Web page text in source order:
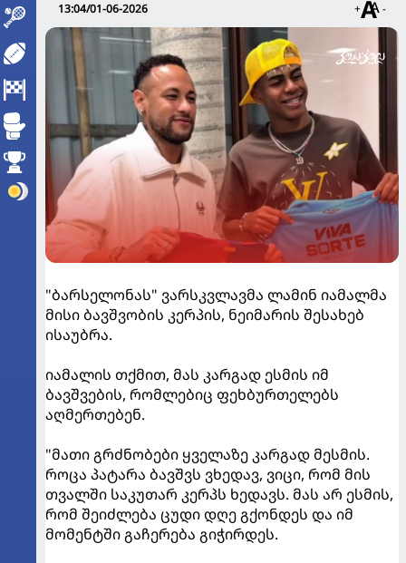
13:04/01-06-2026 + -
"ბარსელონას" ვარსკვლავმა ლამინ იამალმა
მისი ბავშვობის კერპის, ნეიმარის შესახებ
ისაუბრა.
იამალის თქმით, მას კარგად ესმის იმ
ბავშვების, რომლებიც ფეხბურთელებს
აღმერთებენ.
"მათი გრძნობები ყველაზე კარგად მესმის.
როცა პატარა ბავშვს ვხედავ, ვიცი, რომ მის
თვალში საკუთარ კერპს ხედავს. მას არ ესმის,
რომ შეიძლება ცუდი დღე გქონდეს და იმ
მომენტში გაჩერება გიჭირდეს.